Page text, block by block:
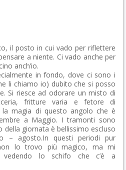
il posto in cui vado per riflettere
a niente. Ci vado anche per
anch’io.
in fondo, dove ci sono i
li chiamo io) dubito che si posso
Si riesce ad odorare un misto di
fritture varia e fetore di
la magia di questo angolo che è
a Maggio. I tramonti sono
della giornata è bellissimo escluso
– agosto.In questi periodi pur
lo trovo più magico, ma mi
lo schifo che c’è a